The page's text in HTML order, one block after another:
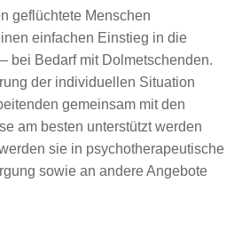
geflüchtete Menschen
einfachen Einstieg in die
bei Bedarf mit Dolmetschenden.
der individuellen Situation
gemeinsam mit den
am besten unterstützt werden
sie in psychotherapeutische
sowie an andere Angebote